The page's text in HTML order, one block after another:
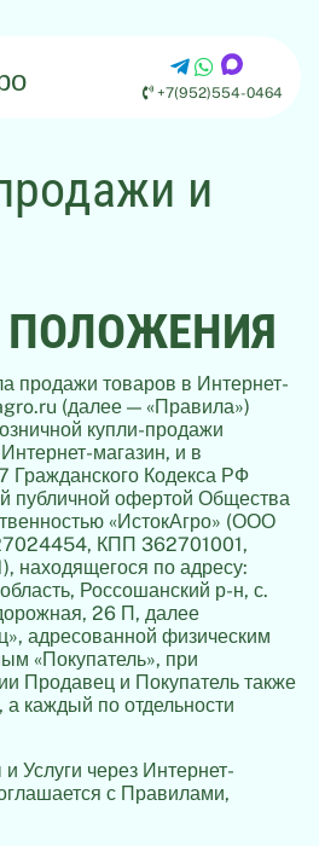
+7(952)554-0464
и
продажи товаров в Интернет-
(далее — «Правила»)
купли-продажи
магазин, и в
Гражданского Кодекса РФ
публичной офертой Общества
«ИстокАгро» (ООО
КПП 362701001,
по адресу:
Россошанский р-н, с.
26 П, далее
адресованной физическим
«Покупатель», при
Продавец и Покупатель также
каждый по отдельности
Услуги через Интернет-
с Правилами,